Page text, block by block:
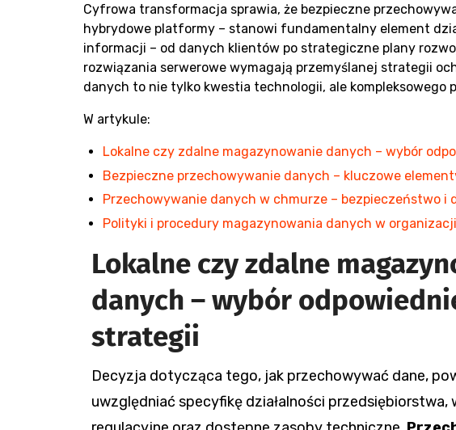
Jak
przechowywać
Cyfrowa transformacja sprawia, że bezpieczne
hybrydowe platformy – stanowi fundamentalny element
informacji – od danych klientów po strategiczne plany
rozwiązania serwerowe wymagają przemyślanej strategii
danych to nie tylko kwestia technologii, ale kompleksowego
W artykule:
Lokalne czy zdalne magazynowanie danych – wybór
Bezpieczne przechowywanie danych – kluczowe
Przechowywanie danych w chmurze – bezpieczeństwo i
Polityki i procedury magazynowania danych w organizacji
Lokalne czy zdalne
danych – wybór
strategii
Decyzja dotycząca tego, jak przechowywać dane,
uwzględniać specyfikę działalności przedsiębiorstwa,